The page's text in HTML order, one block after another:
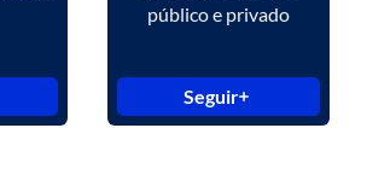
público e privado
Seguir